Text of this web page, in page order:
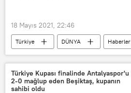
18 Mayıs 2021, 22:46
Türkiye DÜNYA
Haberler
Mevlüt Çavuşoğlu
Benyamin Netanyahu
PKK
İsrail
TÜRKİYE TBMM
Türkiye Kupası finalinde Antalyaspor'u
2-0 mağlup eden Beşiktaş, kupanın
sahibi oldu